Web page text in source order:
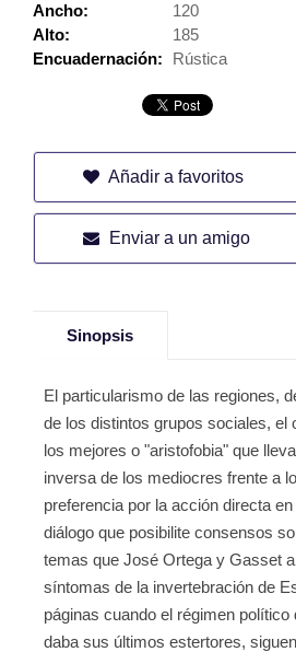
Ancho:
120
Alto:
185
Encuadernación:
Rústica
Añadir a favoritos
Enviar a un amigo
Sinopsis
El particularismo de las regiones,
de los distintos grupos sociales, el
los mejores o "aristofobia" que
inversa de los mediocres frente a
preferencia por la acción directa
diálogo que posibilite consensos
temas que José Ortega y Gasset
síntomas de la invertebración de
páginas cuando el régimen político
daba sus últimos estertores,